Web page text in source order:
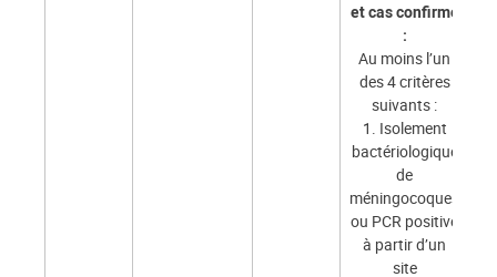
et cas confirmé
:
Au moins l’un
des 4 critères
suivants :
1. Isolement
bactériologique
de
méningocoques
ou PCR positive
à partir d’un
site